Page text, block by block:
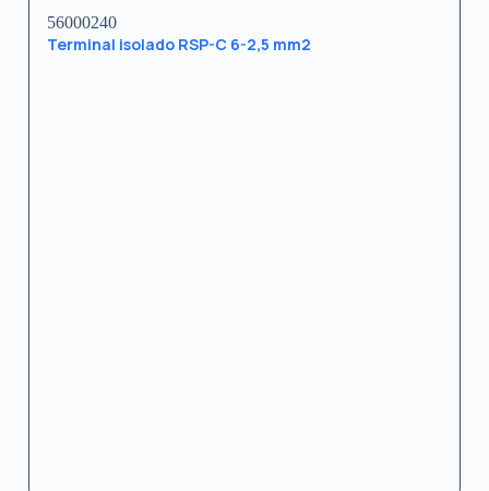
56000240
Terminal isolado RSP-C 6-2,5 mm2